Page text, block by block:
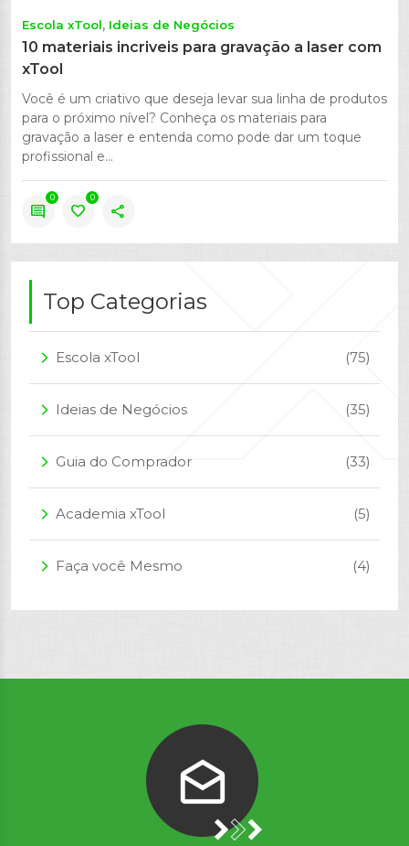
Escola xTool Ideias de Negócios
10 materiais incriveis para gravação a laser com
xTool
Você é um criativo que deseja levar sua linha de produtos
para o próximo nível? Conheça os materiais para
gravação a laser e entenda como pode dar um toque
profissional e...
comment
0
favorite
0
share
Top Categorias
arrow_forward_ios Escola xTool (75)
arrow_forward_ios Ideias de Negócios (35)
arrow_forward_ios Guia do Comprador (33)
arrow_forward_ios Academia xTool (5)
arrow_forward_ios Faça você Mesmo (4)